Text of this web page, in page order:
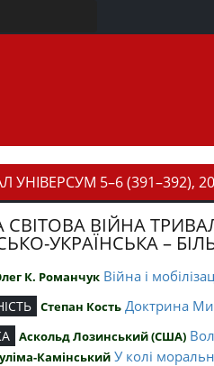
УНІВЕРСУМ 5–6 (391–392),
ВІЙНА
УКРАЇНСЬКА –
К. Романчук Війна і
Степан Кость Доктрина
Аскольд Лозинський (США)
Камінський У колі